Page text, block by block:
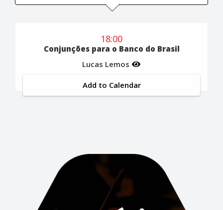
18:00
Conjunções para o Banco do Brasil
Lucas Lemos
Add to Calendar